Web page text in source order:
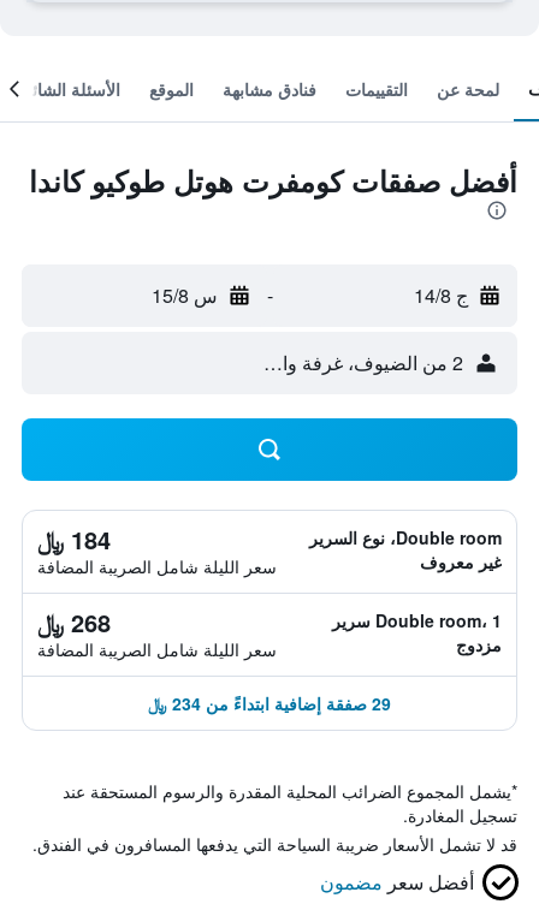
لمحة عن التقييمات فنادق مشابهة الموقع الأسئلة الشائعة
أفضل صفقات كومفرت هوتل طوكيو كاندا
ج 14/8 - س 15/8
2 من الضيوف، غرفة واحدة
Double room، نوع السرير
غير معروف
184 ﷼
سعر الليلة شامل الصريبة المضافة
Double room، 1 سرير
مزدوج
268 ﷼
سعر الليلة شامل الصريبة المضافة
29 صفقة إضافية ابتداءً من 234 ﷼
*يشمل المجموع الضرائب المحلية المقدرة والرسوم المستحقة عند
تسجيل المغادرة.
قد لا تشمل الأسعار ضريبة السياحة التي يدفعها المسافرون في الفندق.
أفضل سعر مضمون